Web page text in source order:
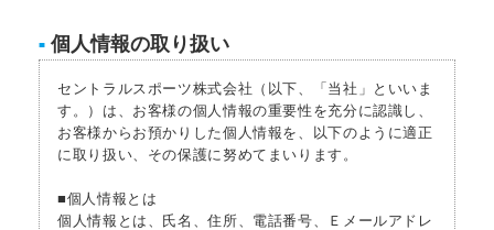
■ 個人情報の取り扱い
セントラルスポーツ株式会社（以下、「当社」といいま
す。）は、お客様の個人情報の重要性を充分に認識し、
お客様からお預かりした個人情報を、以下のように適正
に取り扱い、その保護に努めてまいります。
■個人情報とは
個人情報とは、氏名、住所、電話番号、Ｅメールアドレ